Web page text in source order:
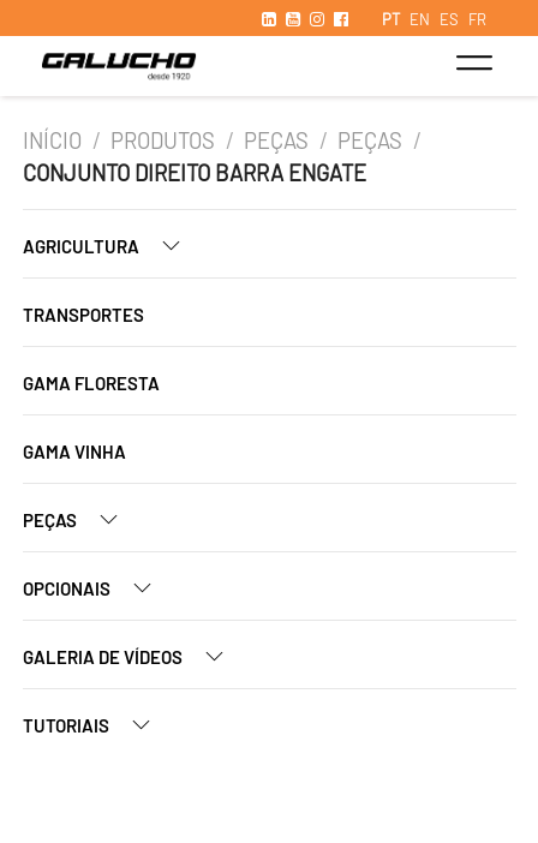
PT EN ES FR
INÍCIO / PRODUTOS / PEÇAS / PEÇAS /
CONJUNTO DIREITO BARRA ENGATE
AGRICULTURA
TRANSPORTES
GAMA FLORESTA
GAMA VINHA
PEÇAS
OPCIONAIS
GALERIA DE VÍDEOS
TUTORIAIS